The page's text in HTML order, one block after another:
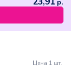
р.
Цена 1 шт.